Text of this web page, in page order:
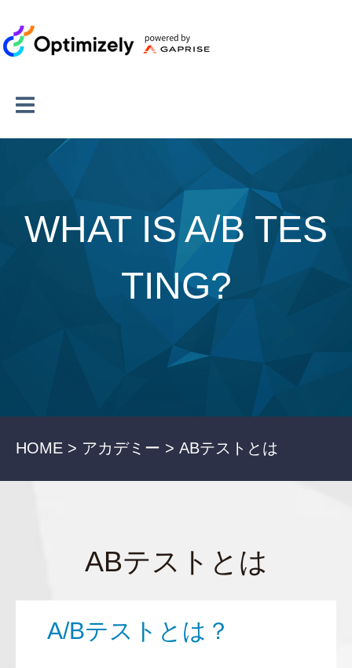
WHAT IS A/B TES
TING?
HOME > アカデミー > ABテストとは
ABテストとは
A/Bテストとは？